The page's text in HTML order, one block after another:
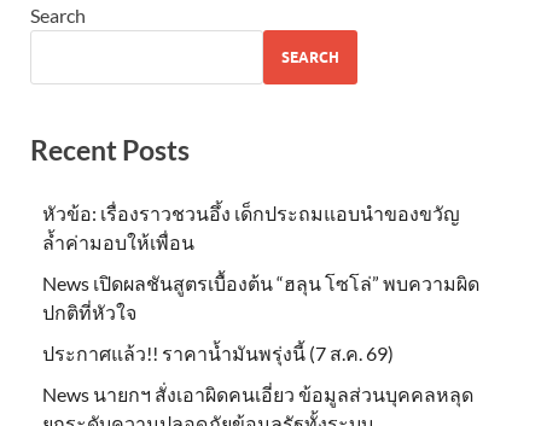
Search
SEARCH
Recent Posts
หัวข้อ: เรื่องราวชวนอึ้ง เด็กประถมแอบนำของขวัญ
ล้ำค่ามอบให้เพื่อน
News เปิดผลชันสูตรเบื้องต้น “ฮลุน โซโล่” พบความผิด
ปกติที่หัวใจ
ประกาศแล้ว!! ราคาน้ำมันพรุ่งนี้ (7 ส.ค. 69)
News นายกฯ สั่งเอาผิดคนเอี่ยว ข้อมูลส่วนบุคคลหลุด